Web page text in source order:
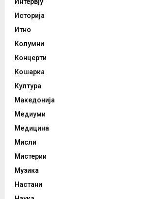
Историја
Итно
Колумни
Концерти
Кошарка
Култура
Македонија
Медиуми
Медицина
Мисли
Мистерии
Музика
Настани